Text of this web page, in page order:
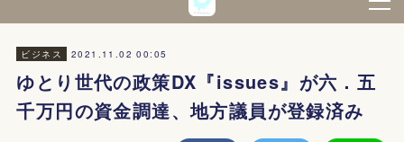
ビジネス 2021.11.02 00:05
ゆとり世代の政策DX『issues』が六．五
千万円の資金調達、地方議員が登録済み